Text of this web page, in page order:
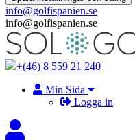
info@golfispanien.se
info@golfispanien.se
+(46) 8 559 21 240
Min Sida
Logga in